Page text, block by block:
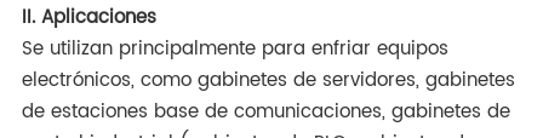
II. Aplicaciones
Se utilizan principalmente para enfriar equipos
electrónicos, como gabinetes de servidores, gabinetes
de estaciones base de comunicaciones, gabinetes de